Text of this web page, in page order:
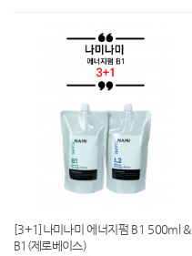
[3+1]나미나미 에너지펌 B1 500ml &
B1(제로베이스)